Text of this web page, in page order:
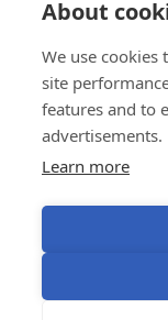
About
We use
site
features and to
advertisements.
Learn more
Adatvédelmi